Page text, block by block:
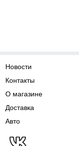
Новости
Контакты
О магазине
Доставка
Авто